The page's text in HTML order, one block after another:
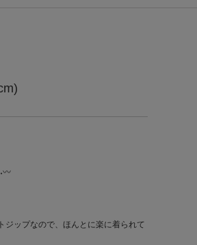
〰︎
ジップなので、ほんとに楽に着られて